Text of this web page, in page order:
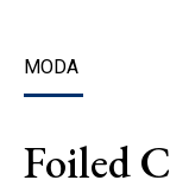
MODA
Foiled